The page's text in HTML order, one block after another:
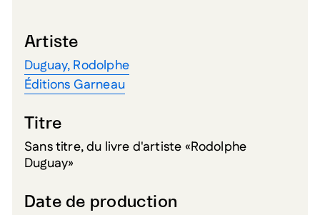
Artiste
Duguay, Rodolphe
Éditions Garneau
Titre
Sans titre, du livre d'artiste «Rodolphe
Duguay»
Date de production